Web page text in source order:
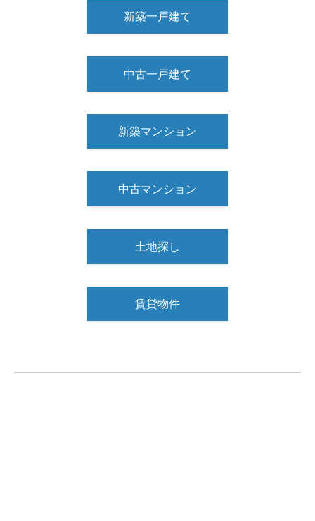
新築一戸建て
中古一戸建て
新築マンション
中古マンション
土地探し
賃貸物件